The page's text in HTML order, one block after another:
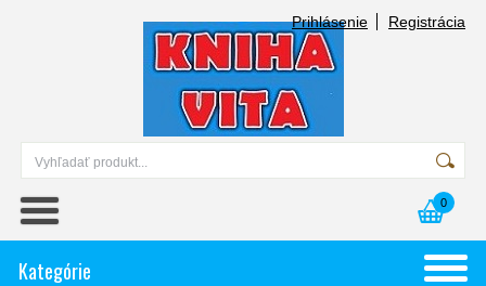
Prihlásenie Registrácia
0
Kategórie